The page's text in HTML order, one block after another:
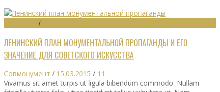
/
ЛЕНИНСКИЙ ПЛАН МОНУМЕНТАЛЬНОЙ ПРОПАГАНДЫ И ЕГО
ЗНАЧЕНИЕ ДЛЯ СОВЕТСКОГО ИСКУССТВА
Совмонумент / 15.03.2015 / 11
Vivamus sit amet turpis ut ligula bibendum commodo. Nullam